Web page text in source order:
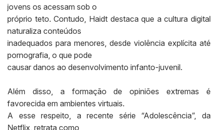
jovens os acessam sob o
próprio teto. Contudo, Haidt destaca que a cultura digital
naturaliza conteúdos
inadequados para menores, desde violência explícita até
pornografia, o que pode
causar danos ao desenvolvimento infanto-juvenil.
Além disso, a formação de opiniões extremas é
favorecida em ambientes virtuais.
A esse respeito, a recente série “Adolescência”, da
Netflix, retrata como